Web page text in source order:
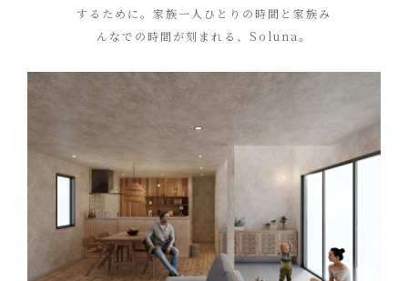
するために。 家族一人ひとりの時間と家族み
んなでの時間が刻まれる、Soluna。